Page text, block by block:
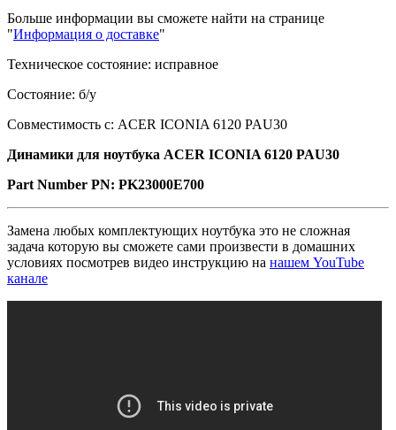
Больше информации вы сможете найти на странице
"Информация о доставке"
Техническое состояние: исправное
Состояние: б/у
Совместимость с: ACER ICONIA 6120 PAU30
Динамики для ноутбука ACER ICONIA 6120 PAU30
Part Number PN: PK23000E700
Замена любых комплектующих ноутбука это не сложная
задача которую вы сможете сами произвести в домашних
условиях посмотрев видео инструкцию на нашем YouTube
канале